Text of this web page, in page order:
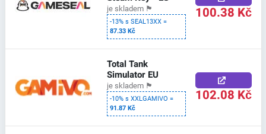
je skladem 🏴
-13% s SEAL13XX =
87.33 Kč
100.38 Kč
Total Tank
Simulator EU
je skladem 🏴
-10% s XXLGAMIVO =
91.87 Kč
102.08 Kč